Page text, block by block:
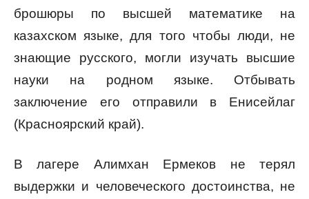
брошюры по высшей математике на
казахском языке, для того чтобы люди, не
знающие русского, могли изучать высшие
науки на родном языке. Отбывать
заключение его отправили в Енисейлаг
(Красноярский край).
В лагере Алимхан Ермеков не терял
выдержки и человеческого достоинства, не